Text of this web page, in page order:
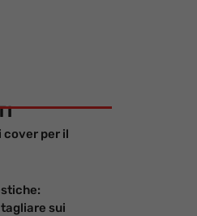
cover per il
sui